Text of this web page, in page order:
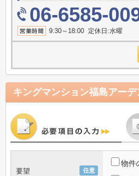
06-6585-
9:30～18:00 定休日:水曜
キングマンション福島アーデ
任意
要望
物件